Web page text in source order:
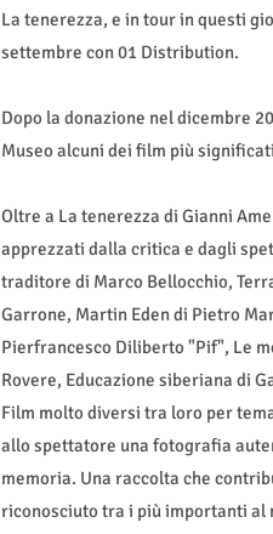
La tenerezza, e in tour in questi
settembre con 01 Distribution.
Dopo la donazione nel dicembre
Museo alcuni dei film più
Oltre a La tenerezza di Gianni
apprezzati dalla critica e dagli
traditore di Marco Bellocchio,
Garrone, Martin Eden di Pietro
Pierfrancesco Diliberto "Pif", Le
Rovere, Educazione siberiana di
Film molto diversi tra loro per
allo spettatore una fotografia
memoria. Una raccolta che
riconosciuto tra i più importanti al